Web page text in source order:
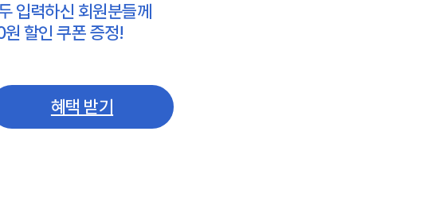
입력하신 회원분들께
할인 쿠폰 증정!
혜택 받기